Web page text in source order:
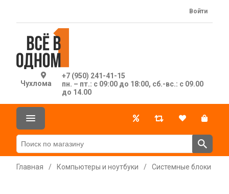
Чухлома
+7 (950) 241-41-15
пн. – пт.: с 09:00 до 18:00, сб.-вс.: с 09.00
до 14.00
Войти
Главная / Компьютеры и ноутбуки / Системные блоки